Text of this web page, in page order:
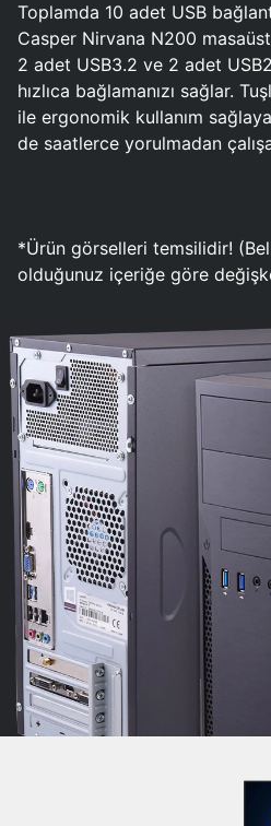
Toplamda 10 adet USB
Casper Nirvana N200
2 adet USB3.2 ve 2 adet
hızlıca bağlamanızı sağlar.
ile ergonomik kullanım
de saatlerce yorulmadan
*Ürün görselleri temsilidir!
olduğunuz içeriğe göre